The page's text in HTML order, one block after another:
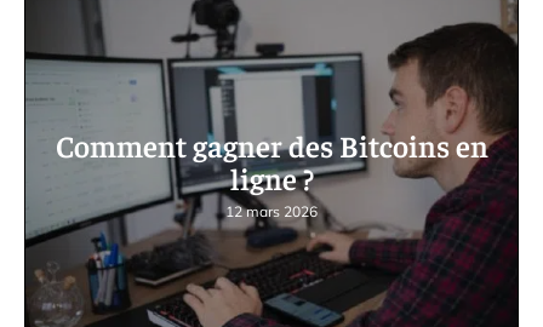
Comment gagner des Bitcoins en
ligne ?
12 mars 2026